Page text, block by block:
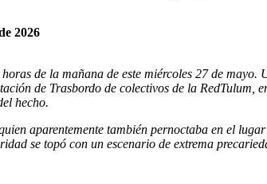
2026
de la mañana de este miércoles 27 de
de Trasbordo de colectivos de la
hecho.
aparentemente también pernoctaba en el
se topó con un escenario de extrema